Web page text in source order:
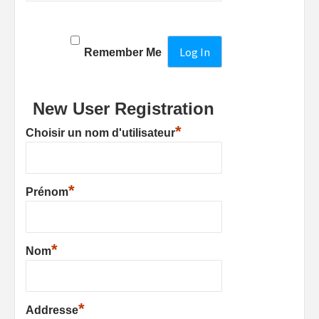
Remember Me
New User Registration
Choisir un nom d'utilisateur*
Prénom*
Nom*
Addresse*